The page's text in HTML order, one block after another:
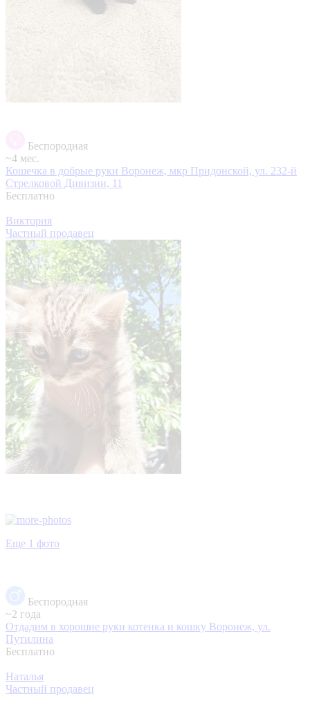
Беспородная
~4 мес.
Кошечка в добрые руки Воронеж, мкр Придонской, ул. 232-й
Стрелковой Дивизии, 11
Бесплатно
Виктория
Частный продавец
Еще 1 фото
Беспородная
~2 года
Отдадим в хорошие руки котенка и кошку Воронеж, ул.
Путилина
Бесплатно
Наталья
Частный продавец